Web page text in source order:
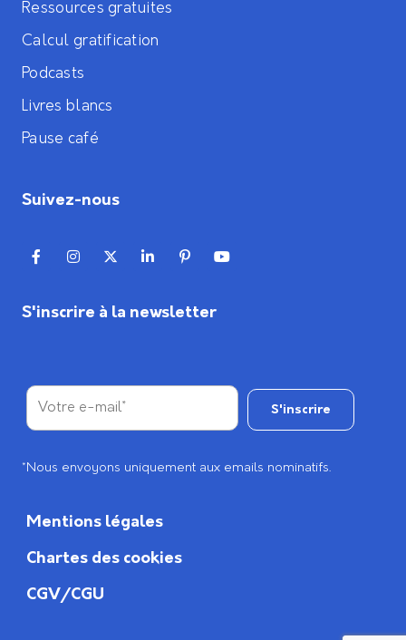
Ressources gratuites
Calcul gratification
Podcasts
Livres blancs
Pause café
Suivez-nous
S'inscrire à la newsletter
*Nous envoyons uniquement aux emails nominatifs.
Mentions légales
Chartes des cookies
CGV/CGU